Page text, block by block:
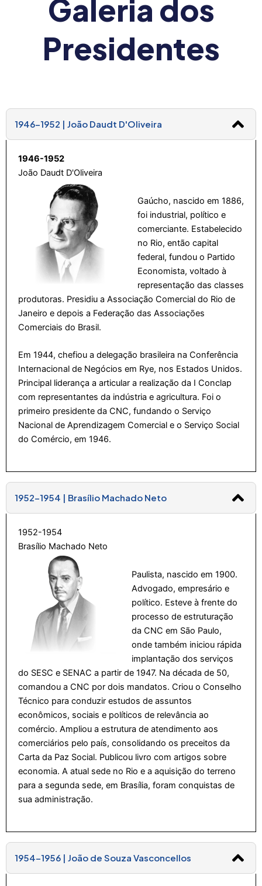
Galeria dos
Presidentes
1946-1952 | João Daudt D'Oliveira
1946-1952
João Daudt D'Oliveira
Gaúcho, nascido em 1886,
foi industrial, político e
comerciante. Estabelecido
no Rio, então capital
federal, fundou o Partido
Economista, voltado à
representação das classes
produtoras. Presidiu a Associação Comercial do Rio de
Janeiro e depois a Federação das Associações
Comerciais do Brasil.
Em 1944, chefiou a delegação brasileira na Conferência
Internacional de Negócios em Rye, nos Estados Unidos.
Principal liderança a articular a realização da I Conclap
com representantes da indústria e agricultura. Foi o
primeiro presidente da CNC, fundando o Serviço
Nacional de Aprendizagem Comercial e o Serviço Social
do Comércio, em 1946.
1952-1954 | Brasílio Machado Neto
1952-1954
Brasílio Machado Neto
Paulista, nascido em 1900.
Advogado, empresário e
político. Esteve à frente do
processo de estruturação
da CNC em São Paulo,
onde também iniciou rápida
implantação dos serviços
do SESC e SENAC a partir de 1947. Na década de 50,
comandou a CNC por dois mandatos. Criou o Conselho
Técnico para conduzir estudos de assuntos
econômicos, sociais e políticos de relevância ao
comércio. Ampliou a estrutura de atendimento aos
comerciários pelo país, consolidando os preceitos da
Carta da Paz Social. Publicou livro com artigos sobre
economia. A atual sede no Rio e a aquisição do terreno
para a segunda sede, em Brasília, foram conquistas de
sua administração.
1954-1956 | João de Souza Vasconcellos